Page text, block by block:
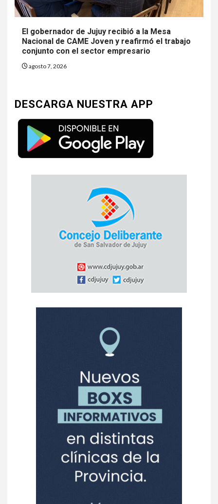
El gobernador de Jujuy recibió a la Mesa
Nacional de CAME Joven y reafirmó el trabajo
conjunto con el sector empresario
agosto 7, 2026
DESCARGA NUESTRA APP